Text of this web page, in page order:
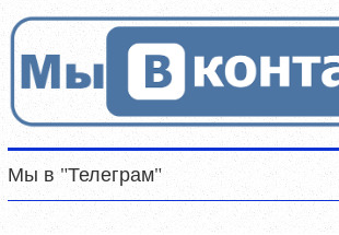
Мы в "Телеграм"